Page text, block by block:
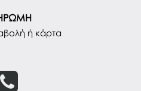
ή κάρτα